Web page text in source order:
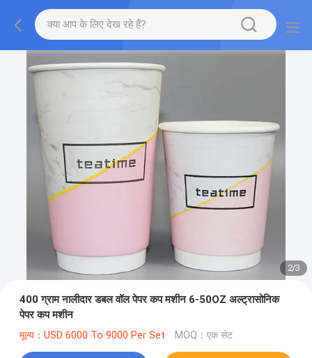
2/3
400 ग्राम नालीदार डबल वॉल पेपर कप मशीन 6-50OZ अल्ट्रासोनिक
पेपर कप मशीन
मूल्य：USD 6000 To 9000 Per Set MOQ：एक सेट